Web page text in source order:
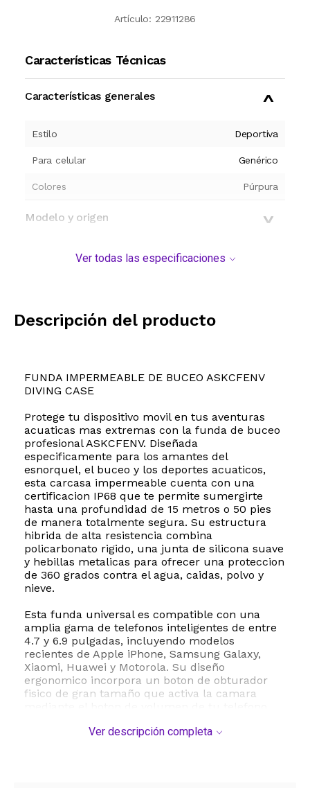
Artículo: 22911286
Características Técnicas
Características generales
Estilo Deportiva
Para celular Genérico
Colores Púrpura
Modelo y origen
Ver todas las especificaciones
Descripción del producto
FUNDA IMPERMEABLE DE BUCEO ASKCFENV
DIVING CASE
Protege tu dispositivo movil en tus aventuras
acuaticas mas extremas con la funda de buceo
profesional ASKCFENV. Diseñada
especificamente para los amantes del
esnorquel, el buceo y los deportes acuaticos,
esta carcasa impermeable cuenta con una
certificacion IP68 que te permite sumergirte
hasta una profundidad de 15 metros o 50 pies
de manera totalmente segura. Su estructura
hibrida de alta resistencia combina
policarbonato rigido, una junta de silicona suave
y hebillas metalicas para ofrecer una proteccion
de 360 grados contra el agua, caidas, polvo y
nieve.
Esta funda universal es compatible con una
amplia gama de telefonos inteligentes de entre
4.7 y 6.9 pulgadas, incluyendo modelos
recientes de Apple iPhone, Samsung Galaxy,
Xiaomi, Huawei y Motorola. Su diseño
ergonomico incorpora un boton de obturador
fisico de gran tamaño que activa la camara
resolucion bajo el agua de forma sencilla.
Ver descripción completa